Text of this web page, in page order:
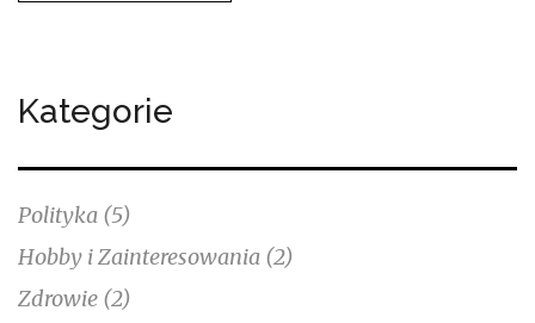
Kategorie
Polityka (5)
Hobby i Zainteresowania (2)
Zdrowie (2)